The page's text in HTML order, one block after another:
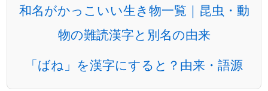
和名がかっこいい生き物一覧｜昆虫・動
物の難読漢字と別名の由来
「ばね」を漢字にすると？由来・語源